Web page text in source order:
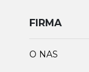
FIRMA
O NAS